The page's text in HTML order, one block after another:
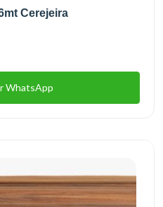
Cerejeira
WhatsApp